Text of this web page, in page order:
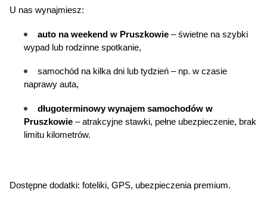
U nas wynajmiesz:
auto na weekend w Pruszkowie – świetne na szybki
wypad lub rodzinne spotkanie,
samochód na kilka dni lub tydzień – np. w czasie
naprawy auta,
długoterminowy wynajem samochodów w
Pruszkowie – atrakcyjne stawki, pełne ubezpieczenie, brak
limitu kilometrów.
Dostępne dodatki: foteliki, GPS, ubezpieczenia premium.